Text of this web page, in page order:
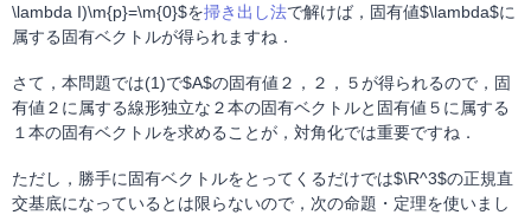
\lambda I)\m{p}=\m{0}$を掃き出し法で解けば，固有値$\lambda$に
属する固有ベクトルが得られますね．
さて，本問題では(1)で$A$の固有値２，２，５が得られるので，固
有値２に属する線形独立な２本の固有ベクトルと固有値５に属する
１本の固有ベクトルを求めることが，対角化では重要ですね．
ただし，勝手に固有ベクトルをとってくるだけでは$\R^3$の正規直
交基底になっているとは限らないので，次の命題・定理を使いまし